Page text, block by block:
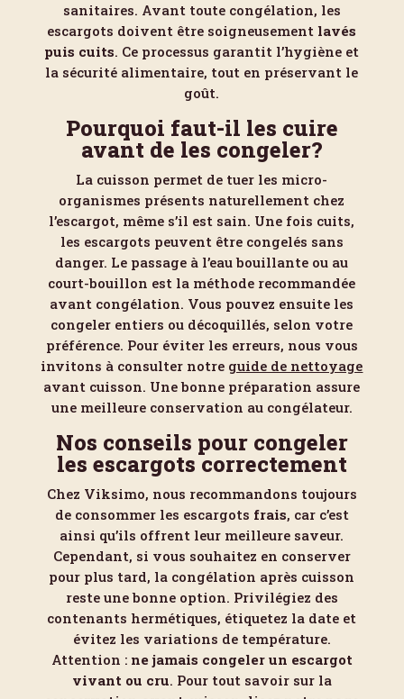
sanitaires. Avant toute congélation, les
escargots doivent être soigneusementlavés
puis cuits. Ce processus garantit l’hygiène et
la sécurité alimentaire, tout en préservant le
goût.
Pourquoi faut-il les cuire
avant de les congeler?
La cuisson permet de tuer les micro-
organismes présents naturellement chez
l’escargot, même s’il est sain. Une fois cuits,
les escargots peuvent être congelés sans
danger. Le passage à l’eau bouillante ou au
court-bouillon est la méthode recommandée
avant congélation. Vous pouvez ensuite les
congeler entiers ou décoquillés, selon votre
préférence. Pour éviter les erreurs, nous vous
invitons à consulter notre guide de nettoyage
avant cuisson. Une bonne préparation assure
une meilleure conservation au congélateur.
Nos conseils pour congeler
les escargots correctement
Chez Viksimo, nous recommandons toujours
de consommer les escargots frais, car c’est
ainsi qu’ils offrent leur meilleure saveur.
Cependant, si vous souhaitez en conserver
pour plus tard, la congélation après cuisson
reste une bonne option. Privilégiez des
contenants hermétiques, étiquetez la date et
évitez les variations de température.
Attention : ne jamais congeler un escargot
vivant ou cru. Pour tout savoir sur la